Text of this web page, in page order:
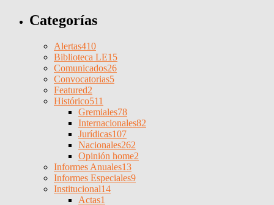
Categorías
Alertas410
Biblioteca LE15
Comunicados26
Convocatorias5
Featured2
Histórico511
Gremiales78
Internacionales82
Jurídicas107
Nacionales262
Opinión home2
Informes Anuales13
Informes Especiales9
Institucional14
Actas1